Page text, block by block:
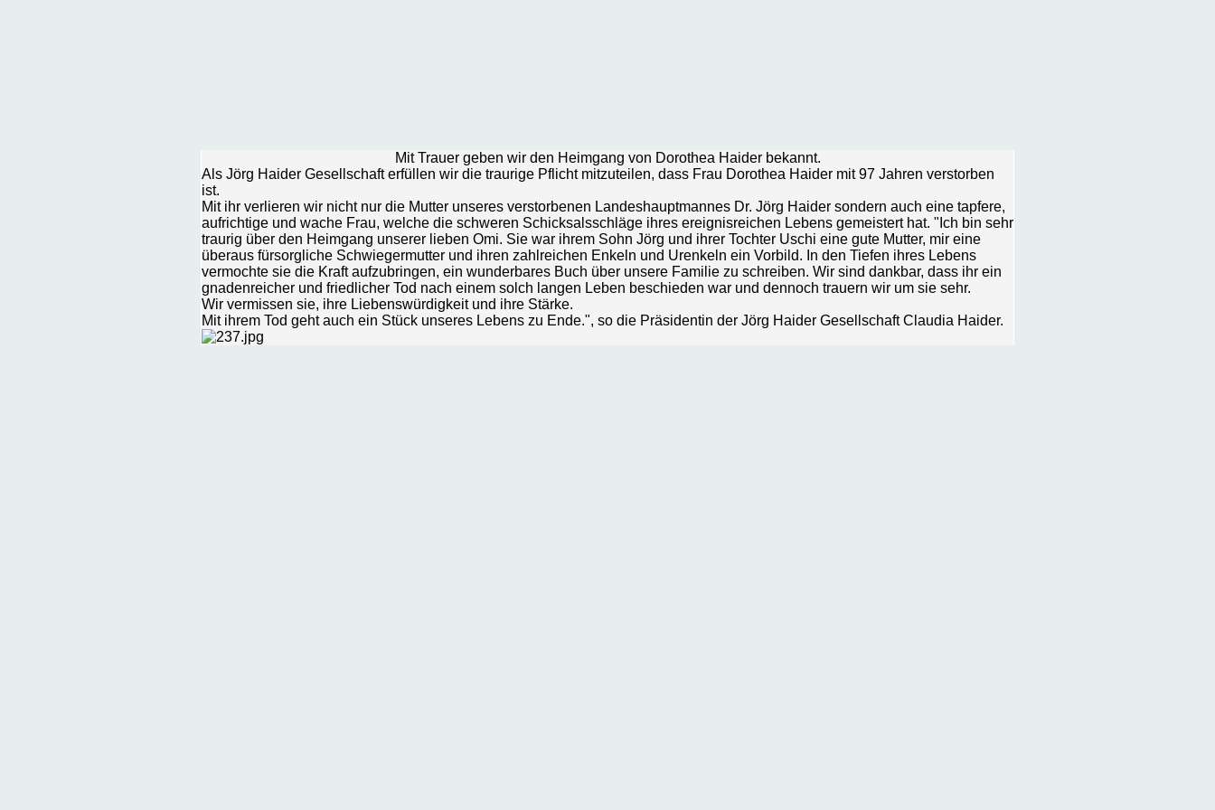
Mit Trauer geben wir den Heimgang von Dorothea Haider bekannt.
Als Jörg Haider Gesellschaft erfüllen wir die traurige Pflicht mitzuteilen, dass Frau Dorothea Haider mit 97 Jahren verstorben
ist.
Mit ihr verlieren wir nicht nur die Mutter unseres verstorbenen Landeshauptmannes Dr. Jörg Haider sondern auch eine tapfere,
aufrichtige und wache Frau, welche die schweren Schicksalsschläge ihres ereignisreichen Lebens gemeistert hat. "Ich bin sehr
traurig über den Heimgang unserer lieben Omi. Sie war ihrem Sohn Jörg und ihrer Tochter Uschi eine gute Mutter, mir eine
überaus fürsorgliche Schwiegermutter und ihren zahlreichen Enkeln und Urenkeln ein Vorbild. In den Tiefen ihres Lebens
vermochte sie die Kraft aufzubringen, ein wunderbares Buch über unsere Familie zu schreiben. Wir sind dankbar, dass ihr ein
gnadenreicher und friedlicher Tod nach einem solch langen Leben beschieden war und dennoch trauern wir um sie sehr.
Wir vermissen sie, ihre Liebenswürdigkeit und ihre Stärke.
Mit ihrem Tod geht auch ein Stück unseres Lebens zu Ende.", so die Präsidentin der Jörg Haider Gesellschaft Claudia Haider.